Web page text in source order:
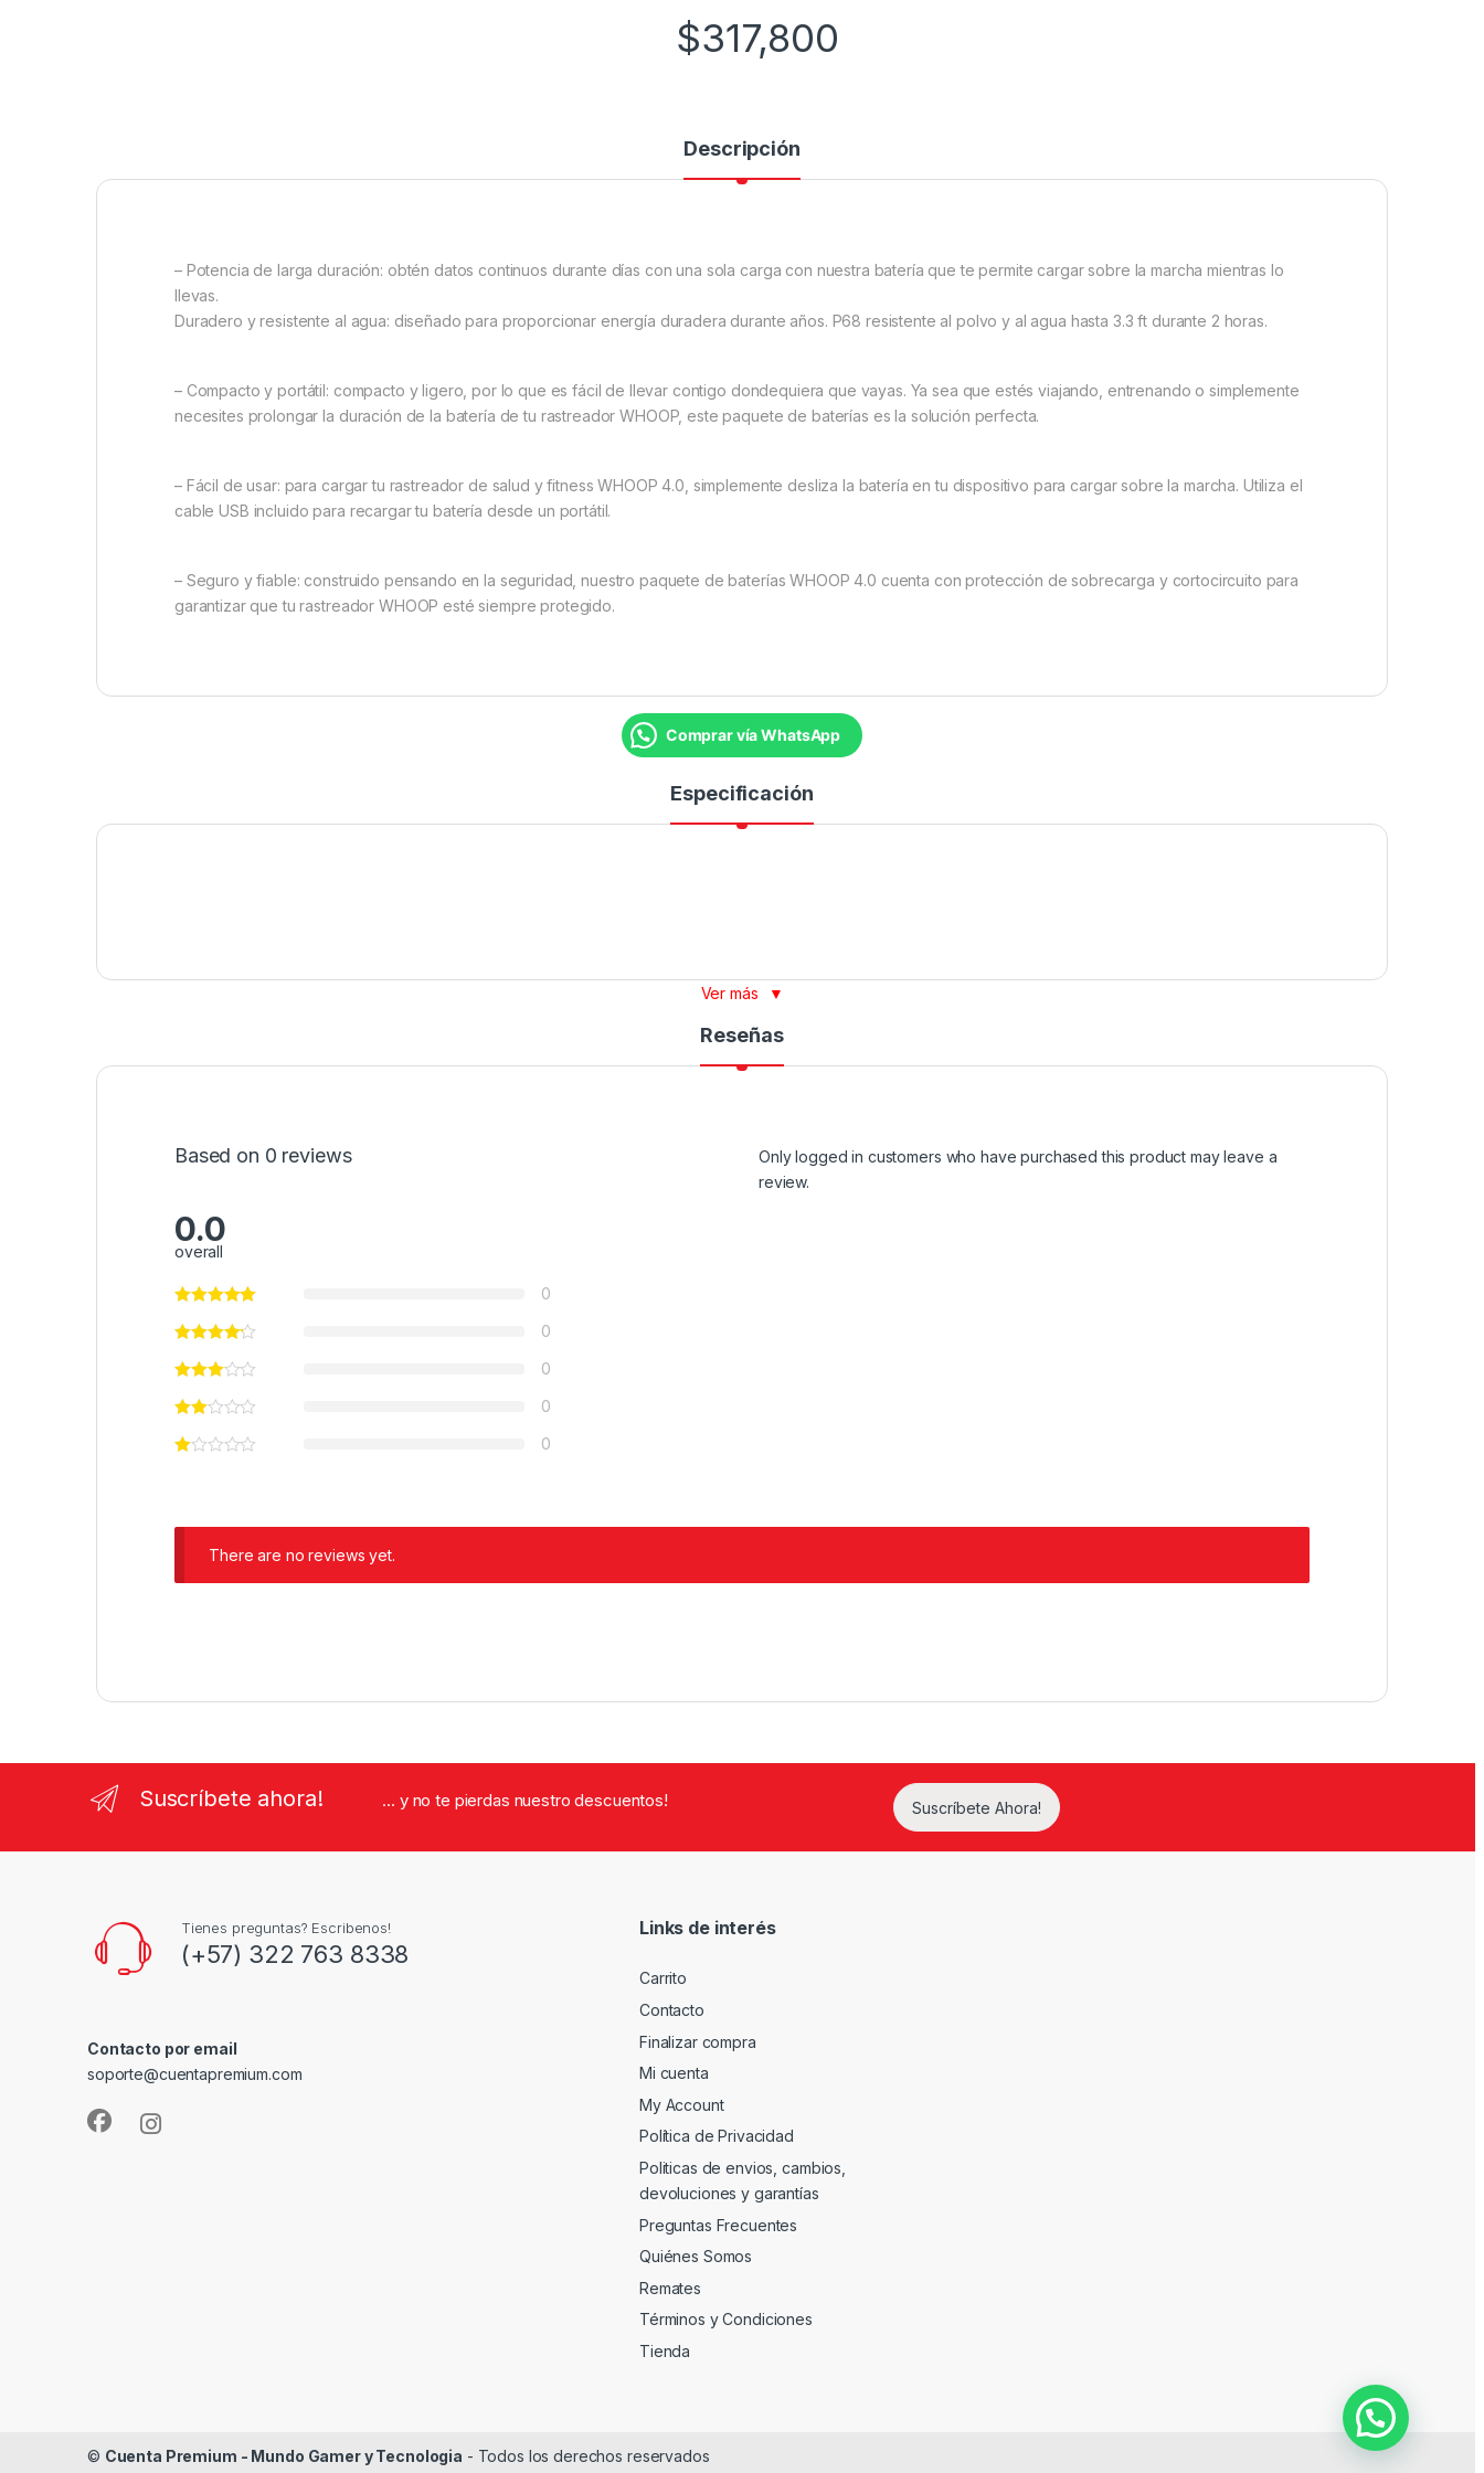
$317,800
Descripción
– Potencia de larga duración: obtén datos continuos durante días con una sola carga con nuestra batería que te permite cargar sobre la marcha mientras lo
llevas.
Duradero y resistente al agua: diseñado para proporcionar energía duradera durante años. P68 resistente al polvo y al agua hasta 3.3 ft durante 2 horas.
– Compacto y portátil: compacto y ligero, por lo que es fácil de llevar contigo dondequiera que vayas. Ya sea que estés viajando, entrenando o simplemente
necesites prolongar la duración de la batería de tu rastreador WHOOP, este paquete de baterías es la solución perfecta.
– Fácil de usar: para cargar tu rastreador de salud y fitness WHOOP 4.0, simplemente desliza la batería en tu dispositivo para cargar sobre la marcha. Utiliza el
cable USB incluido para recargar tu batería desde un portátil.
– Seguro y fiable: construido pensando en la seguridad, nuestro paquete de baterías WHOOP 4.0 cuenta con protección de sobrecarga y cortocircuito para
garantizar que tu rastreador WHOOP esté siempre protegido.
Comprar vía WhatsApp
Especificación
Ver más ▼
Reseñas
Based on 0 reviews
0.0
overall
0
0
0
0
0
Only logged in customers who have purchased this product may leave a
review.
There are no reviews yet.
Suscríbete ahora! ... y no te pierdas nuestro descuentos! Suscríbete Ahora!
Tienes preguntas? Escribenos!
(+57) 322 763 8338
Contacto por email
soporte@cuentapremium.com
Links de interés
Carrito
Contacto
Finalizar compra
Mi cuenta
My Account
Política de Privacidad
Politicas de envios, cambios,
devoluciones y garantías
Preguntas Frecuentes
Quiénes Somos
Remates
Términos y Condiciones
Tienda
© Cuenta Premium - Mundo Gamer y Tecnologia - Todos los derechos reservados